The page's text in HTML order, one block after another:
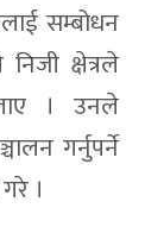
सम्बोधन
क्षेत्रले
। उनले
गर्नुपर्ने
।